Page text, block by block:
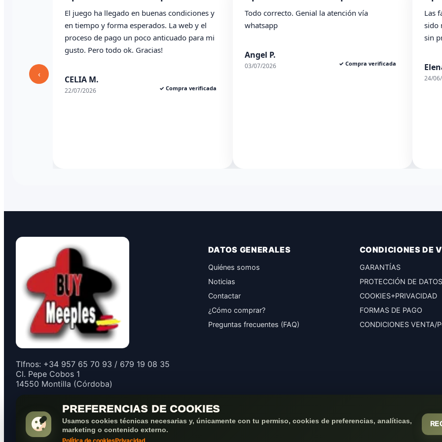
PREFERENCIAS DE COOKIES
Usamos cookies técnicas necesarias y, únicamente con tu permiso, cookies de preferencias, analíticas,
marketing o contenido externo.
‹
Todo correcto. Genial la atención vía
whatsapp
Angel P.
Las facilidades de la tienda se agradecen. Han
sido muy ambles y el pedido de ha llegado
Elena S.
Tlfnos: +34 957 65 70 93 / 679 19 08 35
Cl. Pepe Cobos 1
14550 Montilla (Córdoba)
DATOS GENERALES
Quiénes somos
Noticias
Contactar
¿Cómo comprar?
Preguntas frecuentes (FAQ)
CONDICIONES DE
GARANTÍAS
PROTECCIÓN DE DATOS
COOKIES+PRIVACIDAD
FORMAS DE PAGO
CONDICIONES VENTA/